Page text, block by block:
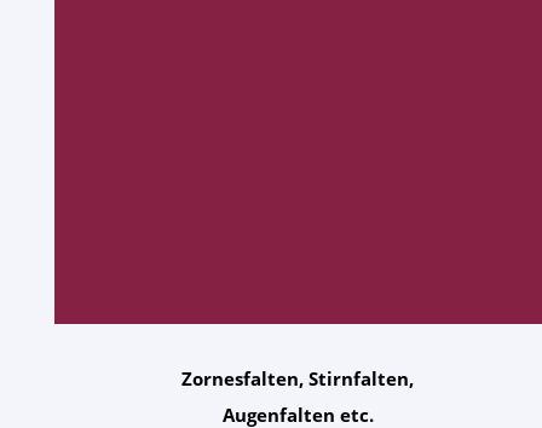
Zornesfalten, Stirnfalten,
Augenfalten etc.